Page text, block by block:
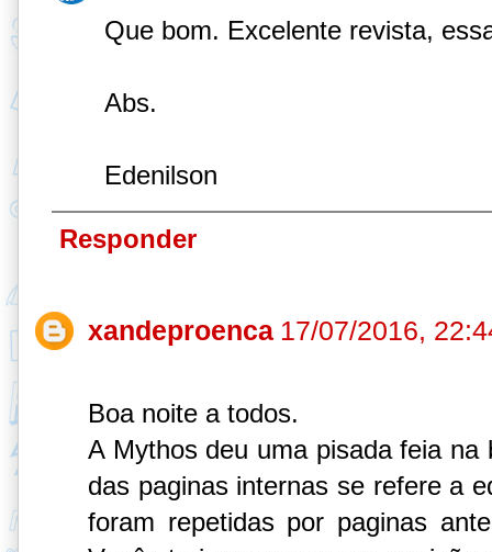
Que bom. Excelente revista,
Abs.
Edenilson
Responder
xandeproenca 17/07/2016,
Boa noite a todos.
A Mythos deu uma pisada feia na
das paginas internas se refere a
foram repetidas por paginas